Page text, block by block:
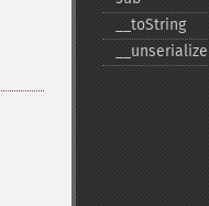
_​_​toString
_​_​unserialize